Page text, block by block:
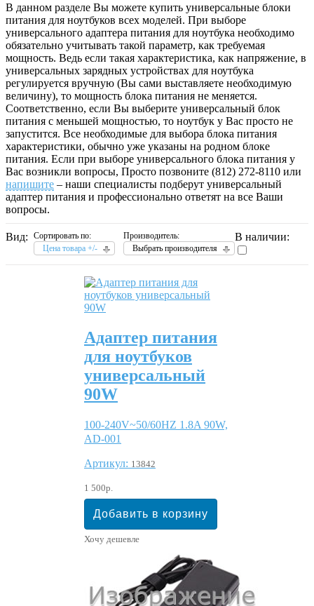
В данном разделе Вы можете купить универсальные блоки
питания для ноутбуков всех моделей. При выборе
универсального адаптера питания для ноутбука необходимо
обязательно учитывать такой параметр, как требуемая
мощность. Ведь если такая характеристика, как напряжение, в
универсальных зарядных устройствах для ноутбука
регулируется вручную (Вы сами выставляете необходимую
величину), то мощность блока питания не меняется.
Соответственно, если Вы выберите универсальный блок
питания с меньшей мощностью, то ноутбук у Вас просто не
запустится. Все необходимые для выбора блока питания
характеристики, обычно уже указаны на родном блоке
питания. Если при выборе универсального блока питания у
Вас возникли вопросы, Просто позвоните (812) 272-8110 или
напишите – наши специалисты подберут универсальный
адаптер питания и профессионально ответят на все Ваши
вопросы.
Вид:
Сортировать по:
Цена товара +/-
Производитель:
Выбрать производителя
В наличии:
Адаптер питания
для ноутбуков
универсальный
90W
100-240V~50/60HZ 1.8A 90W,
AD-001
Артикул: 13842
1 500р.
Хочу дешевле